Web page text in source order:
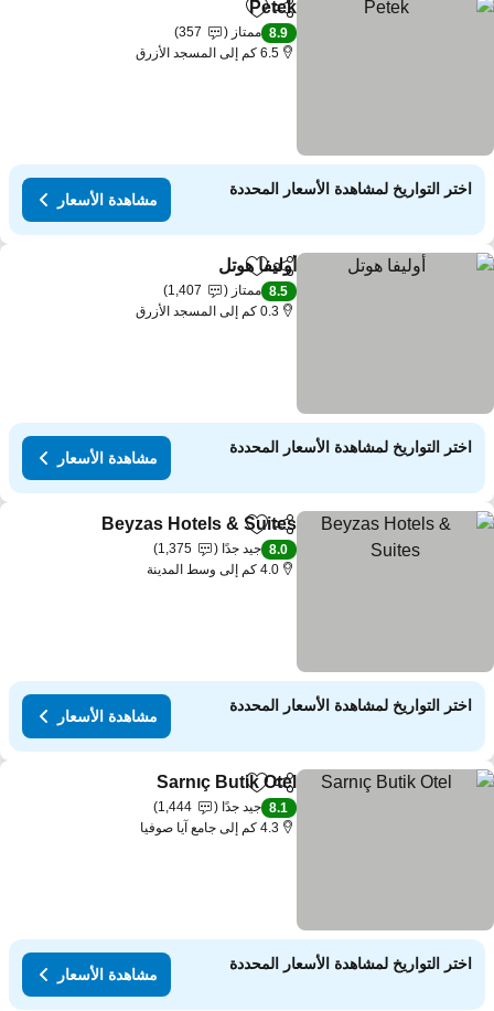
مشاركةAdd to favorites
Petek
8.9 ممتاز
357
6.5 كم إلى المسجد الأزرق
اختر التواريخ لمشاهدة الأسعار المحددة
مشاهدة الأسعار
مشاركةAdd to favorites
أوليفا هوتل
8.5 ممتاز
1,407
0.3 كم إلى المسجد الأزرق
اختر التواريخ لمشاهدة الأسعار المحددة
مشاهدة الأسعار
مشاركةAdd to favorites
Beyzas Hotels & Suites
8.0 جيد جدًا
1,375
4.0 كم إلى وسط المدينة
اختر التواريخ لمشاهدة الأسعار المحددة
مشاهدة الأسعار
مشاركةAdd to favorites
Sarnıç Butik Otel
8.1 جيد جدًا
1,444
4.3 كم إلى جامع آيا صوفيا
اختر التواريخ لمشاهدة الأسعار المحددة
مشاهدة الأسعار